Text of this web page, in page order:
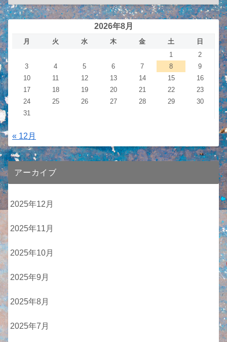
2026年8月
月 火 水 木 金 土
日
1
2
3
4 5 6 7 8
9
10
11 12 13 14 15
16
17
18 19 20 21 22
23
24
25 26 27 28 29
30
31
« 12月
アーカイブ
2025年12月
2025年11月
2025年10月
2025年9月
2025年8月
2025年7月